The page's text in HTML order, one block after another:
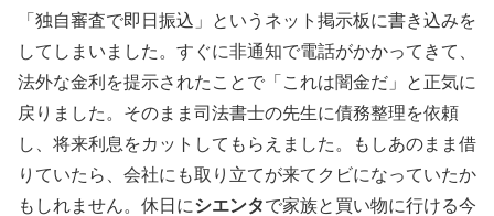
「独自審査で即日振込」というネット掲示板に書き込みを
してしまいました。すぐに非通知で電話がかかってきて、
法外な金利を提示されたことで「これは闇金だ」と正気に
戻りました。そのまま司法書士の先生に債務整理を依頼
し、将来利息をカットしてもらえました。もしあのまま借
りていたら、会社にも取り立てが来てクビになっていたか
もしれません。休日にシエンタで家族と買い物に行ける今